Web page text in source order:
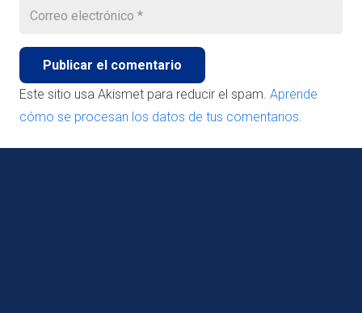
Publicar el comentario
Este sitio usa Akismet para reducir el spam. Aprende
cómo se procesan los datos de tus comentarios.